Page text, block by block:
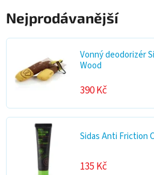
Nejprodávanější
Vonný deodorizér
Wood
390 Kč
Sidas Anti Friction
135 Kč